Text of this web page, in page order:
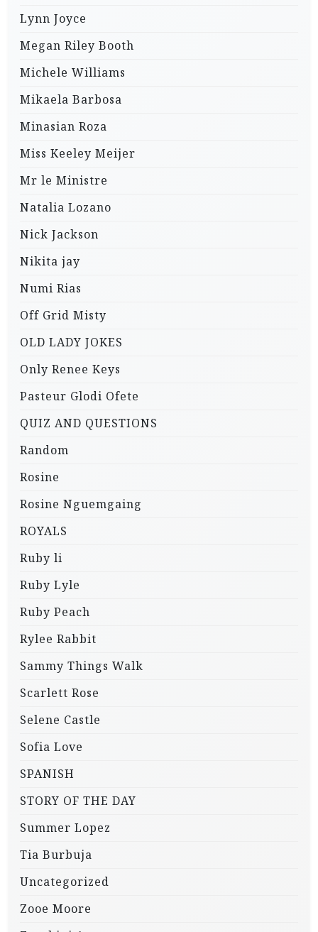
Lynn Joyce
Megan Riley Booth
Michele Williams
Mikaela Barbosa
Minasian Roza
Miss Keeley Meijer
Mr le Ministre
Natalia Lozano
Nick Jackson
Nikita jay
Numi Rias
Off Grid Misty
OLD LADY JOKES
Only Renee Keys
Pasteur Glodi Ofete
QUIZ AND QUESTIONS
Random
Rosine
Rosine Nguemgaing
ROYALS
Ruby li
Ruby Lyle
Ruby Peach
Rylee Rabbit
Sammy Things Walk
Scarlett Rose
Selene Castle
Sofia Love
SPANISH
STORY OF THE DAY
Summer Lopez
Tia Burbuja
Uncategorized
Zooe Moore